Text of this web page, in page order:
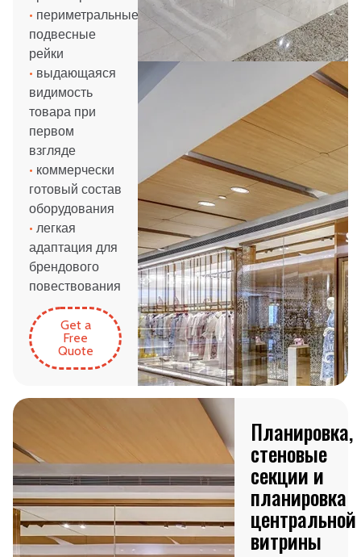
• периметральные
подвесные
рейки
• выдающаяся
видимость
товара при
первом
взгляде
• коммерчески
готовый состав
оборудования
• легкая
адаптация для
брендового
повествования
Get a
Free
Quote
Планировка,
стеновые
секции и
планировка
центральной
витрины